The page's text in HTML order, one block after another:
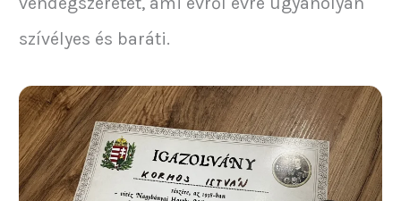
szívélyes és baráti.